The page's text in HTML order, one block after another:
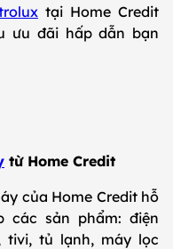
tại Home Credit
ưu đãi hấp dẫn bạn
từ Home Credit
của Home Credit hỗ
các sản phẩm: điện
tivi, tủ lạnh, máy lọc